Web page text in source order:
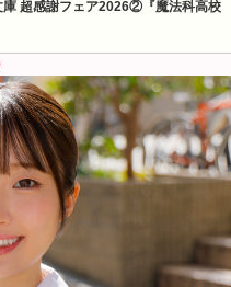
超感謝フェア2026②『魔法科高校